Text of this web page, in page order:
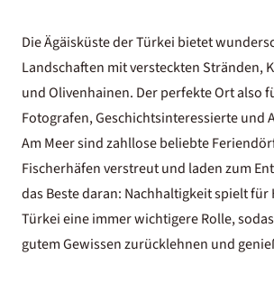
Die Ägäisküste der Türkei bietet
Landschaften mit versteckten Stränden,
und Olivenhainen. Der perfekte Ort also
Fotografen, Geschichtsinteressierte und
Am Meer sind zahllose beliebte
Fischerhäfen verstreut und laden zum
das Beste daran: Nachhaltigkeit spielt für
Türkei eine immer wichtigere Rolle,
gutem Gewissen zurücklehnen und